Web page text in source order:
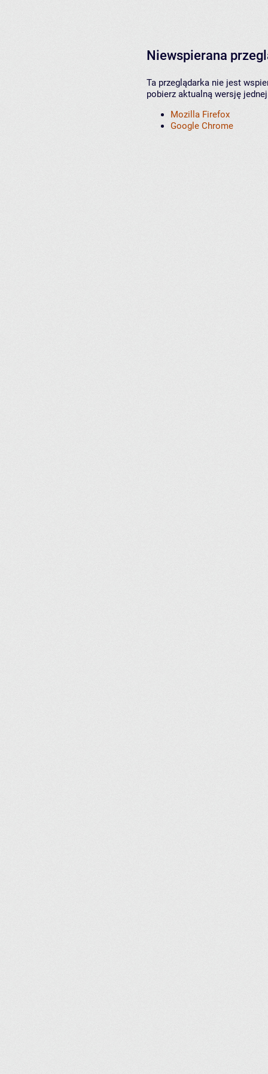
Niewspierana
Ta przeglądarka nie jest
pobierz aktualną wersję
Mozilla Firefox
Google Chrome